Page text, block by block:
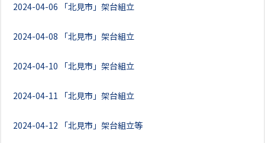
2024-04-06 「北見市」架台組立
2024-04-08 「北見市」架台組立
2024-04-10 「北見市」架台組立
2024-04-11 「北見市」架台組立
2024-04-12 「北見市」架台組立等